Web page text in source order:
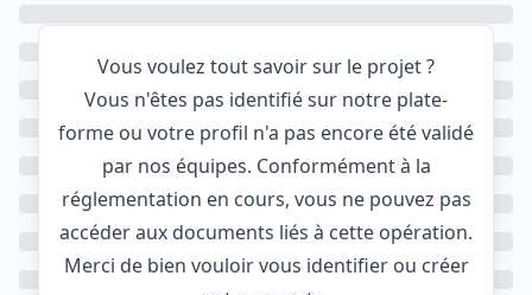
Vous voulez tout savoir sur le projet ?
Vous n'êtes pas identifié sur notre plate-
forme ou votre profil n'a pas encore été validé
par nos équipes. Conformément à la
réglementation en cours, vous ne pouvez pas
accéder aux documents liés à cette opération.
Merci de bien vouloir vous identifier ou créer